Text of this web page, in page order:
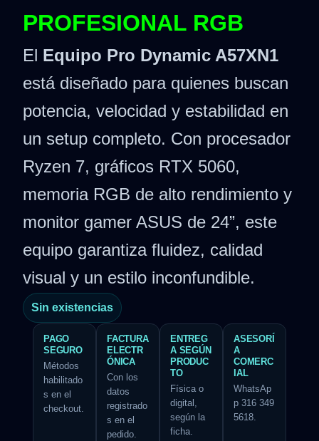
PROFESIONAL RGB
El Equipo Pro Dynamic A57XN1
está diseñado para quienes buscan
potencia, velocidad y estabilidad en
un setup completo. Con procesador
Ryzen 7, gráficos RTX 5060,
memoria RGB de alto rendimiento y
monitor gamer ASUS de 24”, este
equipo garantiza fluidez, calidad
visual y un estilo inconfundible.
Sin existencias
PAGO
SEGURO
Métodos
habilitado
s en el
checkout.
FACTURA
ELECTR
ÓNICA
Con los
datos
registrado
s en el
pedido.
ENTREG
A SEGÚN
PRODUC
TO
Física o
digital,
según la
ficha.
ASESORÍ
A
COMERC
IAL
WhatsAp
p 316 349
5618.